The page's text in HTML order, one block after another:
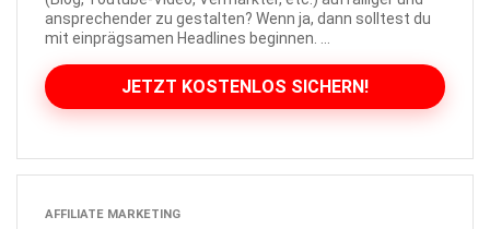
ansprechender zu gestalten? Wenn ja, dann solltest du
mit einprägsamen Headlines beginnen. ...
JETZT KOSTENLOS SICHERN!
AFFILIATE MARKETING